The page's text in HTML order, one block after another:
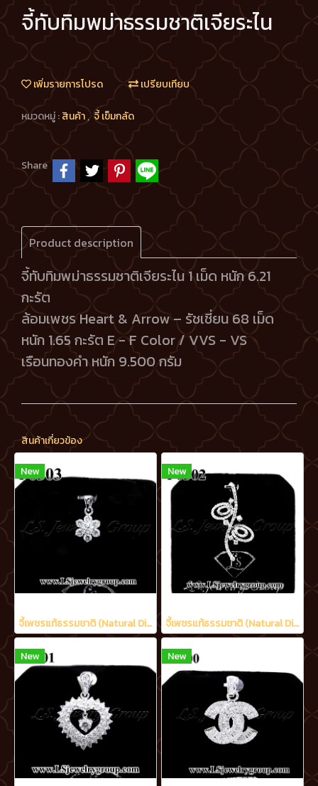
จี้ทับทิมพม่าธรรมชาติเจียระไน
เพิ่มรายการโปรด เปรียบเทียบ
หมวดหมู่ :สินค้า, จี้ เข็มกลัด
Share
Product description
จี้ทับทิมพม่าธรรมชาติเจียระไน 1 เม็ด หนัก 6.21
กะรัต
ล้อมเพชร Heart & Arrow – รัชเชี่ยน 68 เม็ด
หนัก 1.65 กะรัต E - F Color / VVS - VS
เรือนทองคำ หนัก 9.500 กรัม
สินค้าเกี่ยวข้อง
New
จี้เพชรแท้ธรรมชาติ (Natural Diamonds) 0.95 Ct.
New
จี้เพชรแท้ธรรมชาติ (Natural Diamonds) 1.70 Ct.
New New